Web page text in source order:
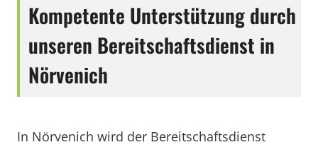
Kompetente Unterstützung durch
unseren Bereitschaftsdienst in
Nörvenich
In Nörvenich wird der Bereitschaftsdienst